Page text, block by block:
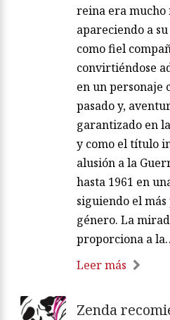
reina era mucho
apareciendo a
como fiel
convirtiéndose
en un personaje
pasado y,
garantizado en
y como el título
alusión a la
hasta 1961 en
siguiendo el
género. La
proporciona a
Leer más
Zenda